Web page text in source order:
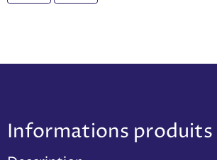
Informations produits